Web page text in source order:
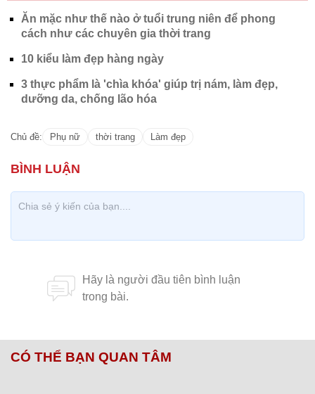
Ăn mặc như thế nào ở tuổi trung niên để phong
cách như các chuyên gia thời trang
10 kiểu làm đẹp hàng ngày
3 thực phẩm là 'chìa khóa' giúp trị nám, làm đẹp,
dưỡng da, chống lão hóa
Chủ đề: Phụ nữ thời trang Làm đẹp
CÓ THỂ BẠN QUAN TÂM